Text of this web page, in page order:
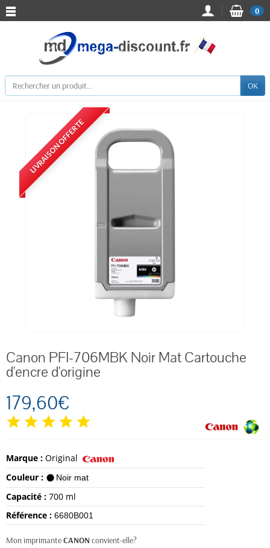
0
OK
LIVRAISON OFFERTE
Canon PFI-706MBK Noir Mat Cartouche
d'encre d'origine
179,60€
Marque : Original
Couleur :
Noir mat
Capacité : 700 ml
Référence : 6680B001
Mon imprimanteCANON convient-elle?